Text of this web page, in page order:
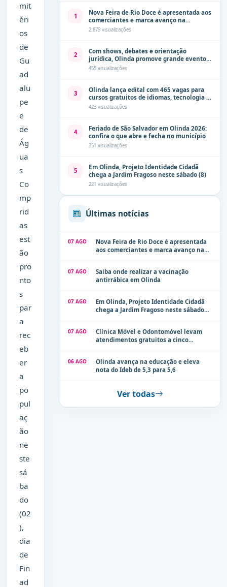
mit
éri
os
de
Gu
ad
alu
pe
e
de
Ág
ua
s
Co
mp
rid
as
est
ão
pro
nto
s
par
a
rec
eb
er
a
po
pul
aç
ão
ne
ste
sá
ba
do
(02
),
dia
de
Fin
ad
1
Nova Feira de Rio Doce é apresentada aos
comerciantes e marca avanço na
modernização dos espaços públicos de
2.879 visualizações
2
Com shows, debates e orientação
jurídica, Olinda promove grande evento
de combate à violência contra a mulher
neste sábado (8)
455 visualizações
3
Olinda lança edital com 465 vagas para
cursos gratuitos de idiomas, tecnologia e
comunicação
423 visualizações
4
Feriado de São Salvador em Olinda 2026:
confira o que abre e fecha no município
351 visualizações
5
Em Olinda, Projeto Identidade Cidadã
chega a Jardim Fragoso neste sábado (8)
221 visualizações
Últimas notícias
07 AGO
Nova Feira de Rio Doce é apresentada
aos comerciantes e marca avanço na
07 AGO
Saiba onde realizar a vacinação
antirrábica em Olinda
07 AGO
Em Olinda, Projeto Identidade Cidadã
chega a Jardim Fragoso neste sábado
07 AGO
Clínica Móvel e Odontomóvel levam
atendimentos gratuitos a cinco
06 AGO
Olinda avança na educação e eleva
nota do Ideb de 5,3 para 5,6
Ver todas